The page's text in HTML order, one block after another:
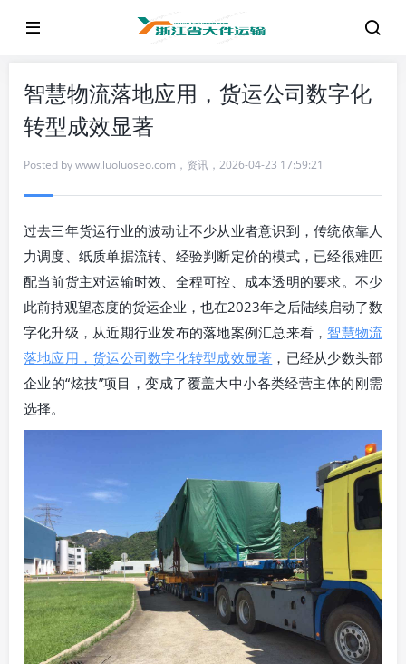
智慧物流落地应用，货运公司数字化
转型成效显著
Posted bywww.luoluoseo.com ， 资讯 ， 2026-04-23 17:59:21
过去三年货运行业的波动让不少从业者意识到，传统依靠人
力调度、纸质单据流转、经验判断定价的模式，已经很难匹
配当前货主对运输时效、全程可控、成本透明的要求。不少
此前持观望态度的货运企业，也在2023年之后陆续启动了数
字化升级，从近期行业发布的落地案例汇总来看， 智慧物流
落地应用，货运公司数字化转型成效显著 ，已经从少数头部
企业的“炫技”项目，变成了覆盖大中小各类经营主体的刚需
选择。